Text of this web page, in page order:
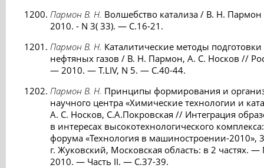
Пармон В. Н. Волшебство катализа / В. Н.
2010. - N 3( 33). — С.16-21.
Пармон В. Н. Каталитические методы
нефтяных газов / В. Н. Пармон, А. С. Носков //
— 2010. — Т.LIV, N 5. — С.40-44.
Пармон В. Н. Принципы формирования и
научного центра «Химические технологии и
А. С. Носков, С.А.Покровская // Интеграция
в интересах высокотехнологического
форума «Технология в машиностроении-2010»,
г. Жуковский, Московская область: в 2 частях.
2010. — Часть II. — С.37-39.